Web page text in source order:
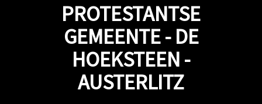
PROTESTANTSE
GEMEENTE - DE
HOEKSTEEN -
AUSTERLITZ